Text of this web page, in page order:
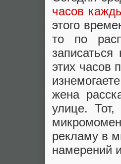
часов
этого
то по
этих часов
жена
улице. Тот,
рекламу в
намерений